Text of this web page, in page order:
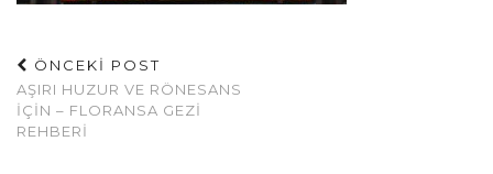
ÖNCEKİ POST
AŞIRI HUZUR VE RÖNESANS
İÇIN – FLORANSA GEZI
REHBERI